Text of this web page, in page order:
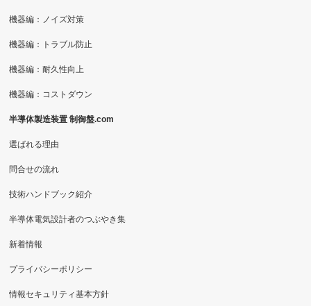
機器編：ノイズ対策
機器編：トラブル防止
機器編：耐久性向上
機器編：コストダウン
半導体製造装置 制御盤.com
選ばれる理由
問合せの流れ
技術ハンドブック紹介
半導体電気設計者のつぶやき集
新着情報
プライバシーポリシー
情報セキュリティ基本方針